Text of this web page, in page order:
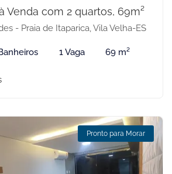
Venda com 2 quartos, 69m²
- Praia de Itaparica, Vila Velha-ES
1 Vaga 69 m²
Pronto para Morar